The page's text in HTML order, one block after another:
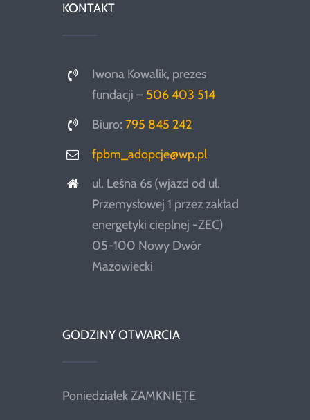
KONTAKT
Iwona Kowalik, prezes
fundacji – 506 403 514
Biuro:795 845 242
fpbm_adopcje@wp.pl
ul. Leśna 6s (wjazd od ul.
Przemysłowej 1 przez zakład
energetyki cieplnej -ZEC)
05-100 Nowy Dwór
Mazowiecki
GODZINY OTWARCIA
Poniedziałek ZAMKNIĘTE